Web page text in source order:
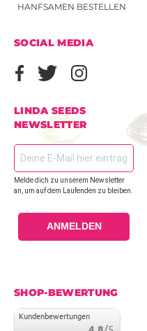
HANFSAMEN BESTELLEN
SOCIAL MEDIA
LINDA SEEDS
NEWSLETTER
Melde dich zu unserem Newsletter
an, um auf dem Laufenden zu bleiben.
ANMELDEN
SHOP-BEWERTUNG
Kundenbewertungen